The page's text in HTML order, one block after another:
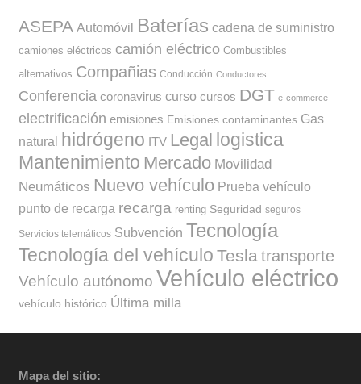
ASEPA Automóvil Baterías cadena de suministro
camiones eléctricos camión eléctrico Combustibles
alternativos Compañias Conducción Conductores
Conferencia coronavirus curso cursos DGT e-commerce
electrificación emisiones Emisiones contaminantes Gas
natural
hidrógeno ITV Legal logistica
Mantenimiento Mercado Movilidad
Neumáticos Nuevo vehículo Prueba vehículo
punto de recarga recarga renting Seguridad seguros
Servicios telemáticos Subvención Tecnología
Tecnología del vehículo Tesla transporte
Vehículo autónomo Vehículo eléctrico
vehículo histórico Última milla
Mapa del sitio: